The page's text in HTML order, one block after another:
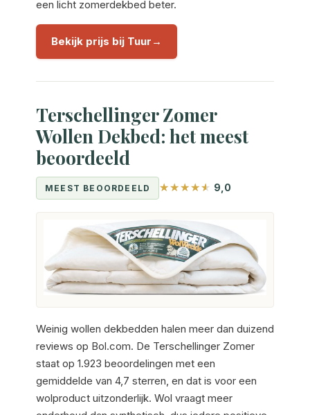
een licht zomerdekbed beter.
Bekijk prijs bij Tuur
Terschellinger Zomer
Wollen Dekbed: het meest
beoordeeld
MEEST BEOORDEELD 9,0
Weinig wollen dekbedden halen meer dan duizend
reviews op Bol.com. De Terschellinger Zomer
staat op 1.923 beoordelingen met een
gemiddelde van 4,7 sterren, en dat is voor een
wolproduct uitzonderlijk. Wol vraagt meer